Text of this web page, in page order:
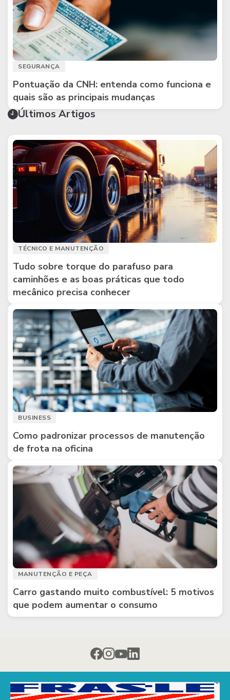
SEGURANÇA
Pontuação da CNH: entenda como funciona e
quais são as principais mudanças
Últimos Artigos
TÉCNICO E MANUTENÇÃO
Tudo sobre torque do parafuso para
caminhões e as boas práticas que todo
mecânico precisa conhecer
BUSINESS
Como padronizar processos de manutenção
de frota na oficina
MANUTENÇÃO E PEÇA
Carro gastando muito combustível: 5 motivos
que podem aumentar o consumo